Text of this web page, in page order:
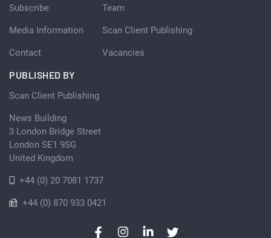
Subscribe
Media Information
Contact
Team
Scan Client Publishing
Vacancies
PUBLISHED BY
Scan Client Publishing
News Building
3 London Bridge Street
London SE1 9SG
United Kingdom
+44 (0) 20 7081 1737
+44 (0) 870 933 0421